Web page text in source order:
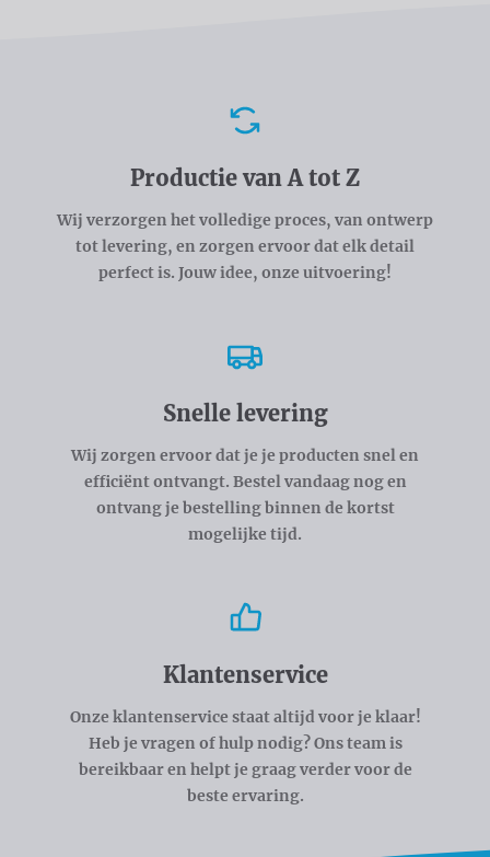
Productie van A tot Z
Wij verzorgen het volledige proces, van ontwerp
tot levering, en zorgen ervoor dat elk detail
perfect is. Jouw idee, onze uitvoering!
Snelle levering
Wij zorgen ervoor dat je je producten snel en
efficiënt ontvangt. Bestel vandaag nog en
ontvang je bestelling binnen de kortst
mogelijke tijd.
Klantenservice
Onze klantenservice staat altijd voor je klaar!
Heb je vragen of hulp nodig? Ons team is
bereikbaar en helpt je graag verder voor de
beste ervaring.